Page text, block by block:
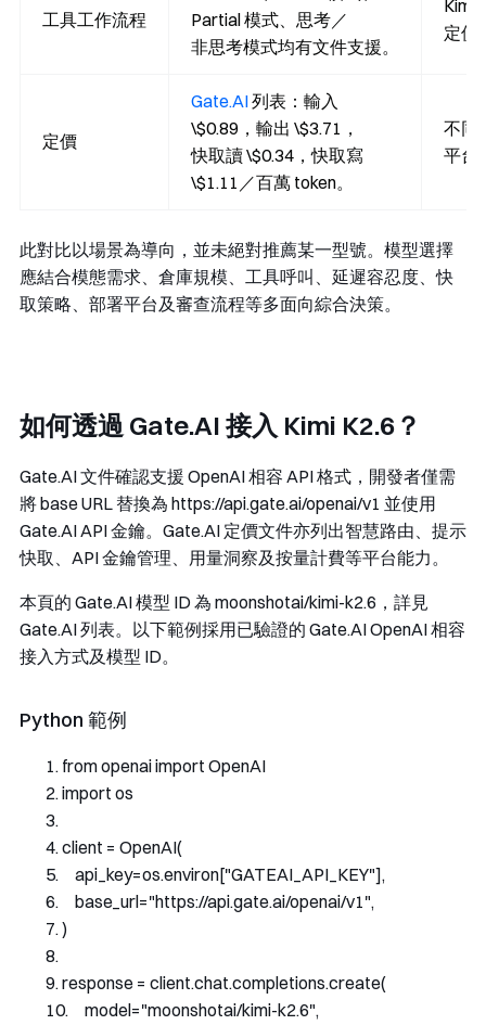
工具工作流程
Partial 模式、思考／
非思考模式均有文件支援。
Kimi
定價
定價
Gate.AI列表：輸入
\$0.89，輸出 \$3.71，
快取讀 \$0.34，快取寫
\$1.11／百萬 token。
不同
平台
此對比以場景為導向，並未絕對推薦某一型號。模型選擇
應結合模態需求、倉庫規模、工具呼叫、延遲容忍度、快
取策略、部署平台及審查流程等多面向綜合決策。
如何透過 Gate.AI 接入 Kimi K2.6？
Gate.AI 文件確認支援 OpenAI 相容 API 格式，開發者僅需
將 base URL 替換為 https://api.gate.ai/openai/v1 並使用
Gate.AI API 金鑰。Gate.AI 定價文件亦列出智慧路由、提示
快取、API 金鑰管理、用量洞察及按量計費等平台能力。
本頁的 Gate.AI 模型 ID 為 moonshotai/kimi-k2.6 ，詳見
Gate.AI 列表。以下範例採用已驗證的 Gate.AI OpenAI 相容
接入方式及模型 ID。
Python 範例
from openai import OpenAI
import os
client = OpenAI(
    api_key
=os.environ["GATEAI_API_KEY"],
    base_url
="https://api.gate.ai/openai/v1",
)
response = client.chat.completions.create(
    model
="moonshotai/kimi-k2.6",